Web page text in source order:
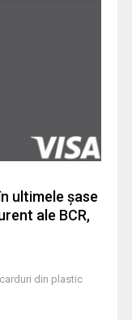
ultimele șase
ale BCR,
din plastic